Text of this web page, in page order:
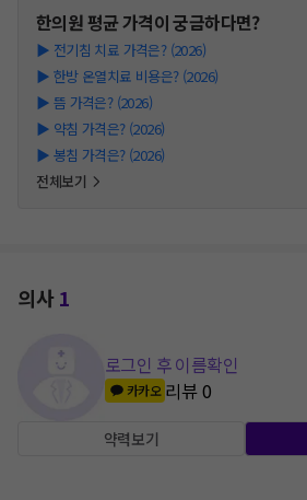
한의원평균 가격이 궁금하다면?
▶ 전기침 치료 가격은? (2026)
▶ 한방 온열치료 비용은? (2026)
▶ 뜸 가격은? (2026)
▶ 약침 가격은? (2026)
▶ 봉침 가격은? (2026)
전체보기
의사1
로그인 후 이름확인
카카오 리뷰0
약력보기